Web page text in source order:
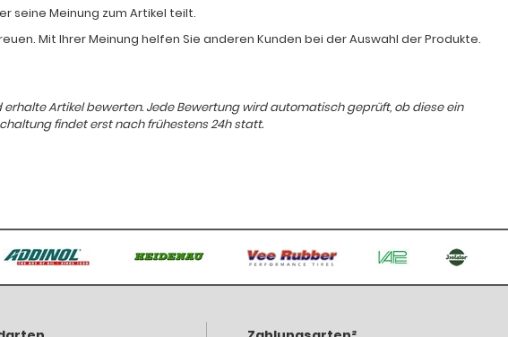
seine Meinung zum Artikel teilt.
Mit Ihrer Meinung helfen Sie anderen Kunden bei der Auswahl der Produkte.
Artikel bewerten. Jede Bewertung wird automatisch geprüft, ob diese ein
findet erst nach frühestens 24h statt.